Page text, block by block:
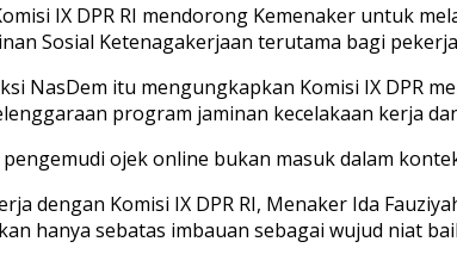
IX DPR RI mendorong Kemenaker untuk
Sosial Ketenagakerjaan terutama bagi
NasDem itu mengungkapkan Komisi IX DPR
program jaminan kecelakaan kerja
ojek online bukan masuk dalam
dengan Komisi IX DPR RI, Menaker Ida
hanya sebatas imbauan sebagai wujud niat